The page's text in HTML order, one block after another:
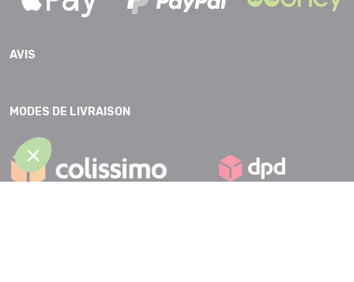
AVIS
MODES DE LIVRAISON